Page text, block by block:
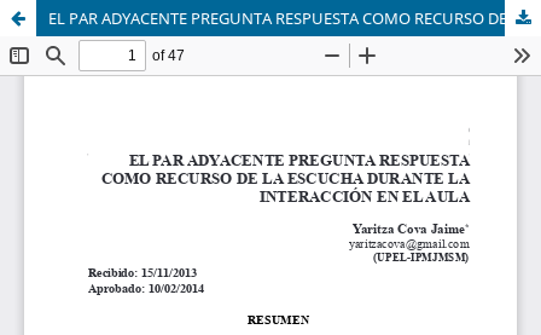
EL PAR ADYACENTE PREGUNTA RESPUESTA COMO RECURSO DE LA ESCUCHA DURANTE LA INTERACCIÓN EN ELAULA